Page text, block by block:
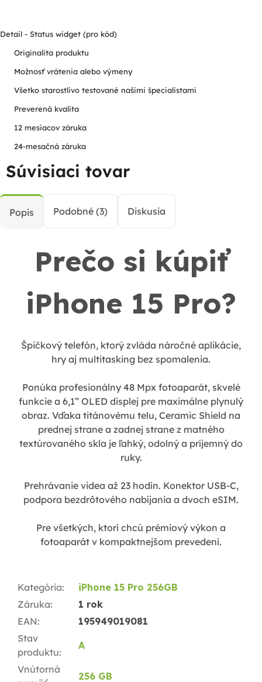
Detail - Status widget (pro kód)
Originalita produktu
Možnosť vrátenia alebo výmeny
Všetko starostlivo testované našimi špecialistami
Preverená kvalita
12 mesiacov záruka
24-mesačná záruka
Súvisiaci tovar
Popis Podobné (3) Diskusia
Prečo si kúpiť
iPhone 15 Pro?
Špičkový telefón, ktorý zvláda náročné aplikácie,
hry aj multitasking bez spomalenia.
Ponúka profesionálny 48 Mpx fotoaparát, skvelé
funkcie a 6,1” OLED displej pre maximálne plynulý
obraz. Vďaka titánovému telu, Ceramic Shield na
prednej strane a zadnej strane z matného
textúrovaného skla je ľahký, odolný a príjemný do
ruky.
Prehrávanie videa až 23 hodín. Konektor USB-C,
podpora bezdrôtového nabíjania a dvoch eSIM.
Pre všetkých, ktorí chcú prémiový výkon a
fotoaparát v kompaktnejšom prevedení.
Kategória:
iPhone 15 Pro 256GB
Záruka:
1 rok
EAN:
195949019081
Stav
produktu:
A
Vnútorná
256 GB